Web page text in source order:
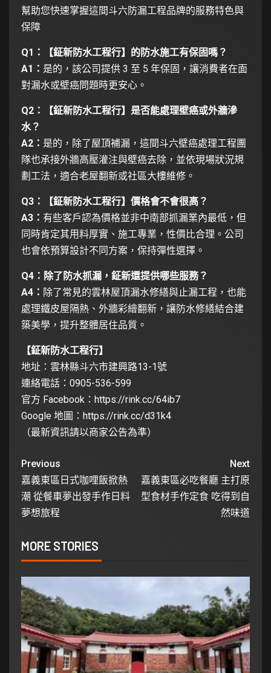
幫助您快速掌握這間斗六防漏工程品牌的服務特色與
保障
Q1：【鉦新防水工程行】的防水施工有保固嗎？
A1： 是的，該公司提供 3 至 5 年保固，讓消費者在面
對漏水或壁癌問題時更安心。
Q2：【鉦新防水工程行】是否能處理壁癌或外牆滲
水？
A2： 是的，除了屋頂補漏，這間斗六壁癌處理工程團
隊也承接外牆高壓灌注與壁癌去除，並依現場狀況規
劃工法，適合老屋翻新或社區大樓維修。
Q3：【鉦新防水工程行】價格會不會很高？
A3： 有些客戶認為價格並非中南部抓漏業內最低，但
同時肯定其用料厚實、施工專業，性價比合理。公司
也會依預算設計不同方案，保持彈性選擇。
Q4：除了防水抓漏，鉦新還提供哪些服務？
A4： 除了常見的雲林屋頂漏水修繕與止漏工程，也能
處理鐵皮屋隔熱、外牆彩繪翻新，讓防水修繕結合建
築美學，提升整體居住品質。
【鉦新防水工程行】
地址：雲林縣斗六市建興路13-1號
連絡電話：0905-536-599
官方 Facebook： https://rink.cc/64ib7
Google 地圖： https://rink.cc/d31k4
（最新資訊請以商家公告為準）
Previous
嘉義東區日式咖哩飯掀熱
潮 從餐車夢出發手作日料
夢想旅程
Next
嘉義東區必吃餐廳 主打原
型食材手作定食 吃得到自
然味道
MORE STORIES